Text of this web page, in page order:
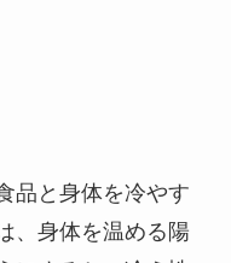
品と身体を冷やす
、身体を温める陽